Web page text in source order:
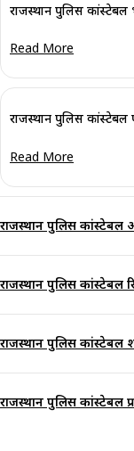
राजस्थान पुलिस
Read More
राजस्थान पुलिस कांस्टेबल
Read More
राजस्थान पुलिस कांस्टेबल
राजस्थान पुलिस कांस्टेबल
राजस्थान पुलिस कांस्टेबल
राजस्थान पुलिस कांस्टेबल